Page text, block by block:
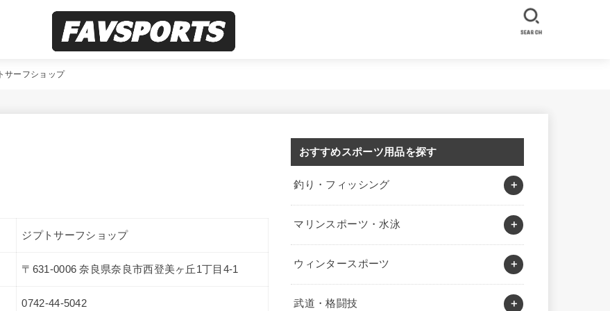
SEARCH
サーフショップ
ジプトサーフショップ
〒631-0006 奈良県奈良市西登美ヶ丘1丁目4-1
0742-44-5042
おすすめスポーツ用品を探す
釣り・フィッシング
マリンスポーツ・水泳
ウィンタースポーツ
武道・格闘技